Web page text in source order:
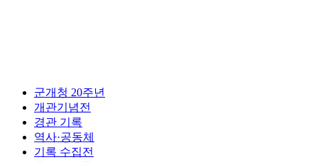
군개청 20주년
개관기념전
경관 기록
역사·공동체
기록 수집전